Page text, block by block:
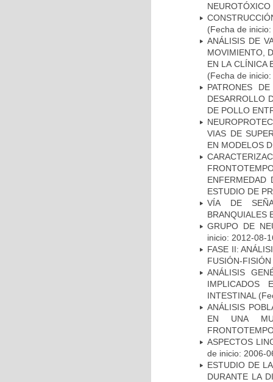
NEUROTÓXICO
(Fecha de
ANÁLISIS DE
MOVIMIENTO,
EN LA CLÍNICA
(Fecha de
PATRONES
DESARROLLO
DE POLLO
VIAS DE
EN MODELOS
ENFERMEDAD
ESTUDIO DE
VÍA DE
BRANQUIALES
GRUPO DE
inicio: 2012-08-
FASE II:
FUSIÓN-
ANÁLISIS
IMPLICADOS
INTESTINAL
ANÁLISIS
EN UNA
ASPECTOS
de inicio: 2006-
ESTUDIO DE
DURANTE LA